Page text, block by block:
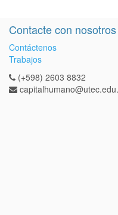
Contacte con nosotros
Contáctenos
Trabajos
(+598) 2603 8832